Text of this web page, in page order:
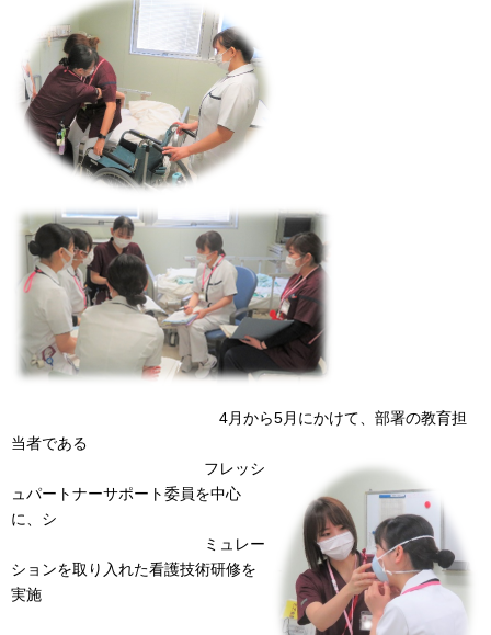
4月から5月にかけて、部署の教育担
当者である
フレッシ
ュパートナーサポート委員を中心
に、シ
ミュレー
ションを取り入れた看護技術研修を
実施